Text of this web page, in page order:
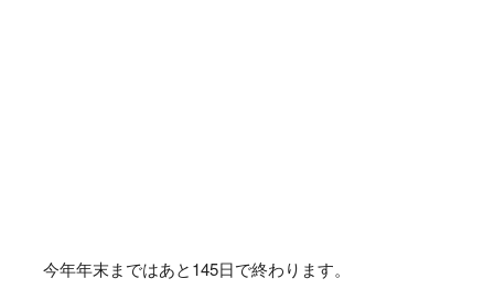
今年年末まではあと145日で終わります。